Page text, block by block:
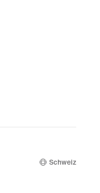
Schweiz